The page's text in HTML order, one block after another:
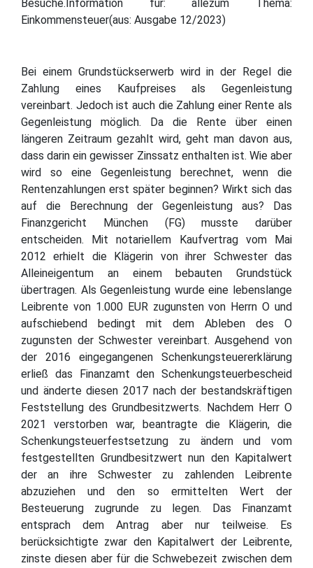
Besuche.Information für: allezum Thema:
Einkommensteuer(aus: Ausgabe 12/2023)
Bei einem Grundstückserwerb wird in der Regel die
Zahlung eines Kaufpreises als Gegenleistung
vereinbart. Jedoch ist auch die Zahlung einer Rente als
Gegenleistung möglich. Da die Rente über einen
längeren Zeitraum gezahlt wird, geht man davon aus,
dass darin ein gewisser Zinssatz enthalten ist. Wie aber
wird so eine Gegenleistung berechnet, wenn die
Rentenzahlungen erst später beginnen? Wirkt sich das
auf die Berechnung der Gegenleistung aus? Das
Finanzgericht München (FG) musste darüber
entscheiden. Mit notariellem Kaufvertrag vom Mai
2012 erhielt die Klägerin von ihrer Schwester das
Alleineigentum an einem bebauten Grundstück
übertragen. Als Gegenleistung wurde eine lebenslange
Leibrente von 1.000 EUR zugunsten von Herrn O und
aufschiebend bedingt mit dem Ableben des O
zugunsten der Schwester vereinbart. Ausgehend von
der 2016 eingegangenen Schenkungsteuererklärung
erließ das Finanzamt den Schenkungsteuerbescheid
und änderte diesen 2017 nach der bestandskräftigen
Feststellung des Grundbesitzwerts. Nachdem Herr O
2021 verstorben war, beantragte die Klägerin, die
Schenkungsteuerfestsetzung zu ändern und vom
festgestellten Grundbesitzwert nun den Kapitalwert
der an ihre Schwester zu zahlenden Leibrente
abzuziehen und den so ermittelten Wert der
Besteuerung zugrunde zu legen. Das Finanzamt
entsprach dem Antrag aber nur teilweise. Es
berücksichtigte zwar den Kapitalwert der Leibrente,
zinste diesen aber für die Schwebezeit zwischen dem